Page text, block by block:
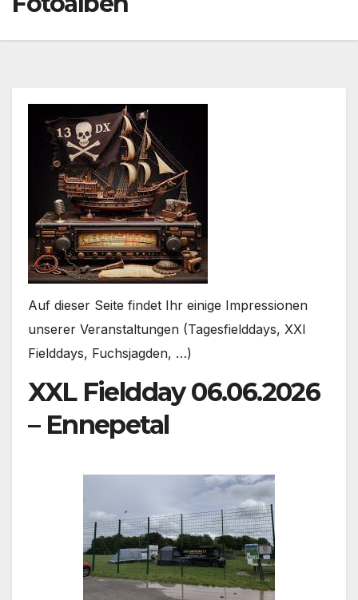
Auf dieser Seite findet Ihr einige Impressionen
unserer Veranstaltungen (Tagesfielddays, XXl
Fielddays, Fuchsjagden, …)
XXL Fieldday 06.06.2026
– Ennepetal